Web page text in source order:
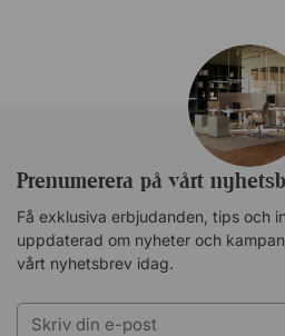
Prenumerera på vårt
Få exklusiva erbjudanden, tips och
uppdaterad om nyheter och
vårt nyhetsbrev idag.